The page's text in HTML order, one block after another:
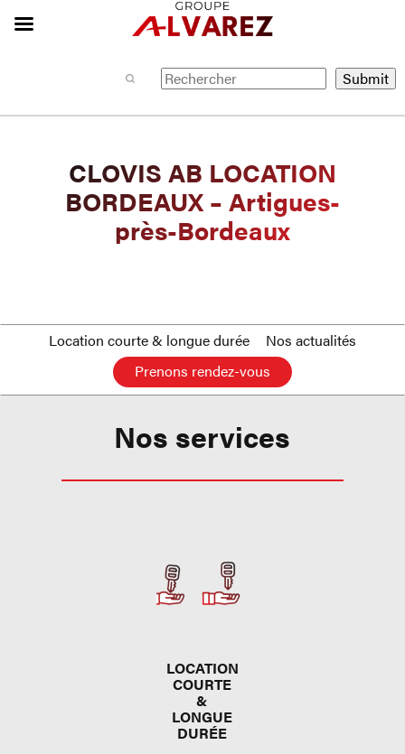
CLOVIS AB LOCATION
BORDEAUX – Artigues-
près-Bordeaux
Location courte & longue durée
Nos actualités
Prenons rendez-vous
Nos services
LOCATION
COURTE
&
LONGUE
DURÉE